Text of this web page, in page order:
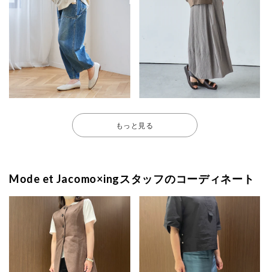
もっと見る
Mode et Jacomo×ingスタッフのコーディネート